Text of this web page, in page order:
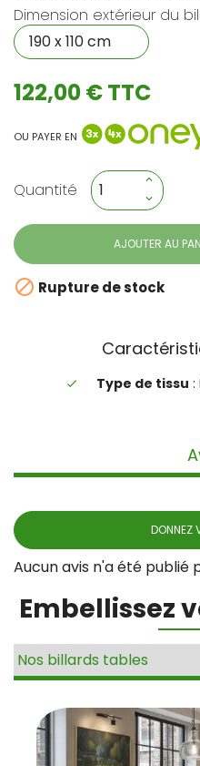
Dimension extérieur du
122,00 € TTC
OU PAYER EN
Quantité
AJOUTER AU
 Rupture de stock
done Type de tissu :
DONNEZ
Aucun avis n'a été publié
Embellissez